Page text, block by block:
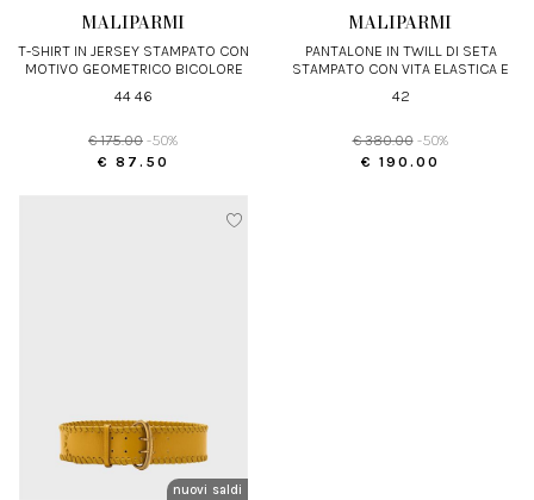
MALIPARMI
T-SHIRT IN JERSEY STAMPATO CON
MOTIVO GEOMETRICO BICOLORE
44 46
€ 175.00 -50%
€ 87.50
MALIPARMI
PANTALONE IN TWILL DI SETA
STAMPATO CON VITA ELASTICA E
42
€ 380.00 -50%
€ 190.00
nuovi arrivi
saldi